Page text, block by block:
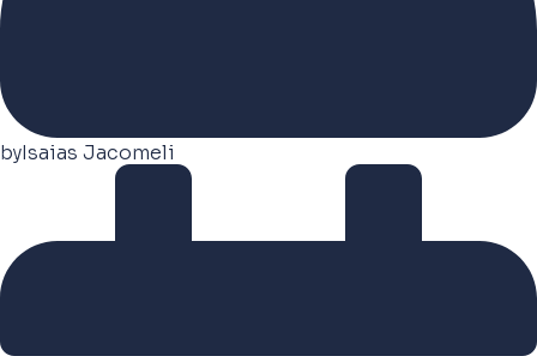
byIsaias Jacomeli